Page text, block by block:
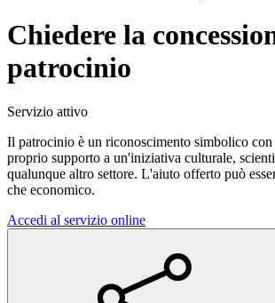
Chiedere la
patrocinio
Servizio attivo
Il patrocinio è un riconoscimento simbolico
proprio supporto a un'iniziativa culturale,
qualunque altro settore. L'aiuto offerto può
che economico.
Accedi al servizio online